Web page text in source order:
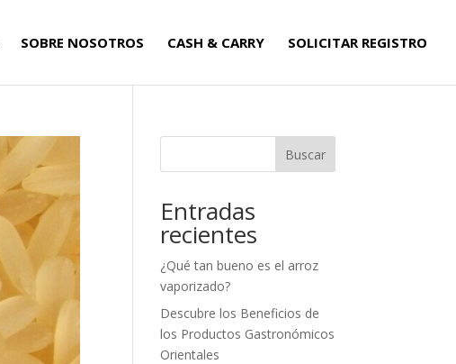
SOBRE NOSOTROS CASH & CARRY SOLICITAR REGISTRO
Buscar
Entradas
recientes
¿Qué tan bueno es el arroz
vaporizado?
Descubre los Beneficios de
los Productos Gastronómicos
Orientales